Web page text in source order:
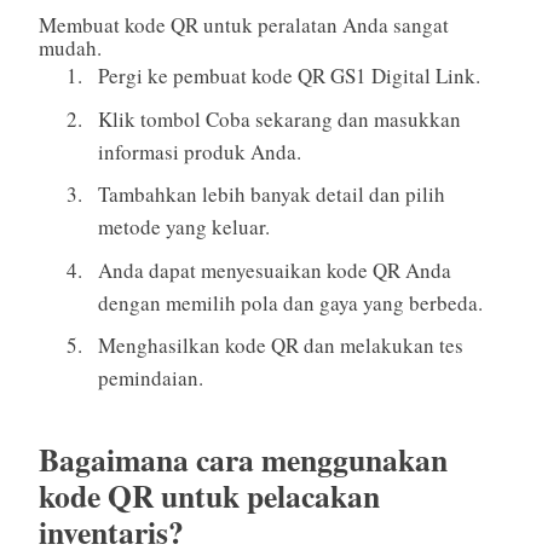
Membuat kode QR untuk peralatan Anda sangat
mudah.
Pergi ke pembuat kode QR GS1 Digital Link.
Klik tombol Coba sekarang dan masukkan
informasi produk Anda.
Tambahkan lebih banyak detail dan pilih
metode yang keluar.
Anda dapat menyesuaikan kode QR Anda
dengan memilih pola dan gaya yang berbeda.
Menghasilkan kode QR dan melakukan tes
pemindaian.
Bagaimana cara menggunakan
kode QR untuk pelacakan
inventaris?